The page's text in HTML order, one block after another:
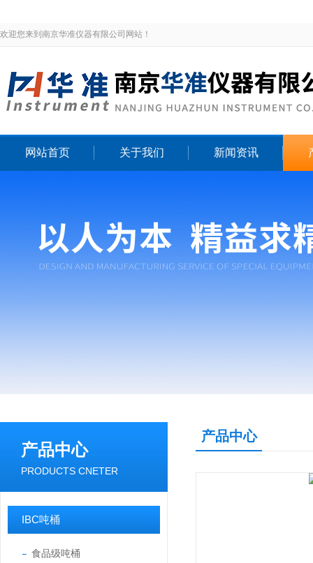
欢迎您来到南京华准仪器有限公司网站！
网站首页 关于我们 新闻资讯
产品中心
PRODUCTS CNETER
IBC吨桶
食品级吨桶
产品中心